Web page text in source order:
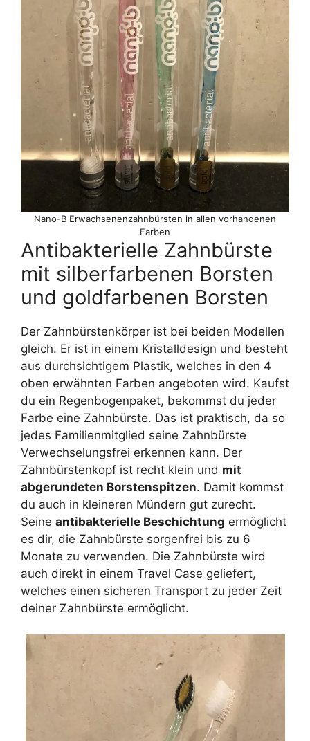
Nano-B Erwachsenenzahnbürsten in allen vorhandenen
Farben
Antibakterielle Zahnbürste
mit silberfarbenen Borsten
und goldfarbenen Borsten
Der Zahnbürstenkörper ist bei beiden Modellen
gleich. Er ist in einem Kristalldesign und besteht
aus durchsichtigem Plastik, welches in den 4
oben erwähnten Farben angeboten wird. Kaufst
du ein Regenbogenpaket, bekommst du jeder
Farbe eine Zahnbürste. Das ist praktisch, da so
jedes Familienmitglied seine Zahnbürste
Verwechselungsfrei erkennen kann. Der
Zahnbürstenkopf ist recht klein und mit
abgerundeten Borstenspitzen. Damit kommst
du auch in kleineren Mündern gut zurecht.
Seine antibakterielle Beschichtung ermöglicht
es dir, die Zahnbürste sorgenfrei bis zu 6
Monate zu verwenden. Die Zahnbürste wird
auch direkt in einem Travel Case geliefert,
welches einen sicheren Transport zu jeder Zeit
deiner Zahnbürste ermöglicht.